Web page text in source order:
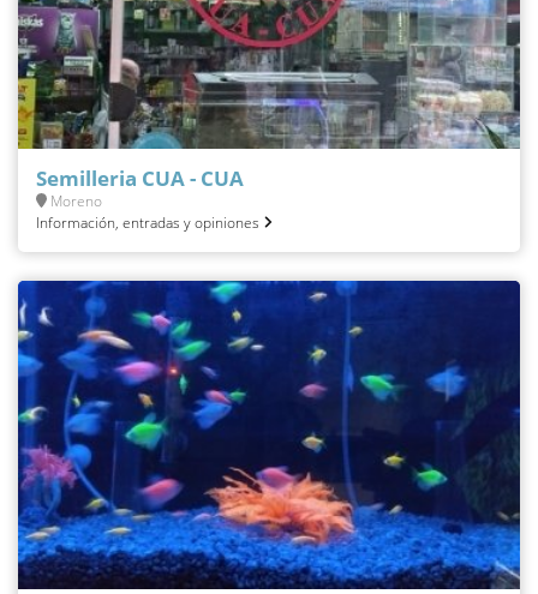
Semilleria CUA - CUA
Moreno
Información, entradas y opiniones